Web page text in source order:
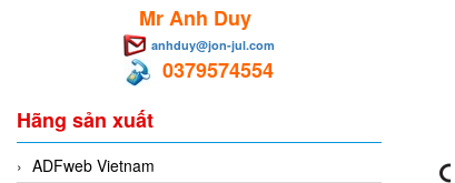
Mr Anh Duy
anhduy@jon-jul.com
0379574554
Hãng sản xuất
ADFweb Vietnam